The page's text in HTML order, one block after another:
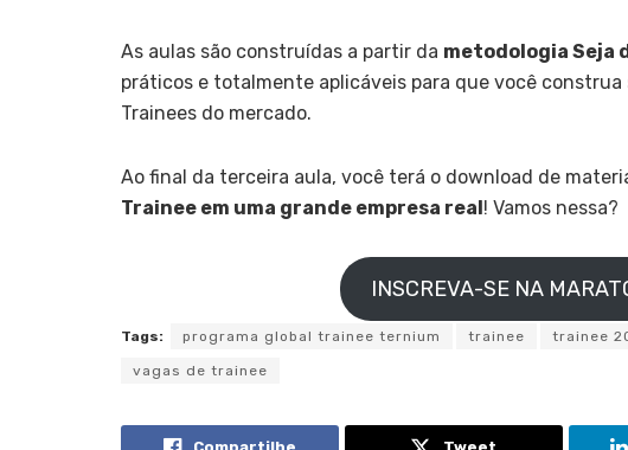
As aulas são construídas a partir da metodologia Seja
práticos e totalmente aplicáveis para que você construa
Trainees do mercado.
Ao final da terceira aula, você terá o download de
Trainee em uma grande empresa real! Vamos nessa?
INSCREVA-SE NA
Tags: programa global trainee ternium trainee trainee
vagas de trainee